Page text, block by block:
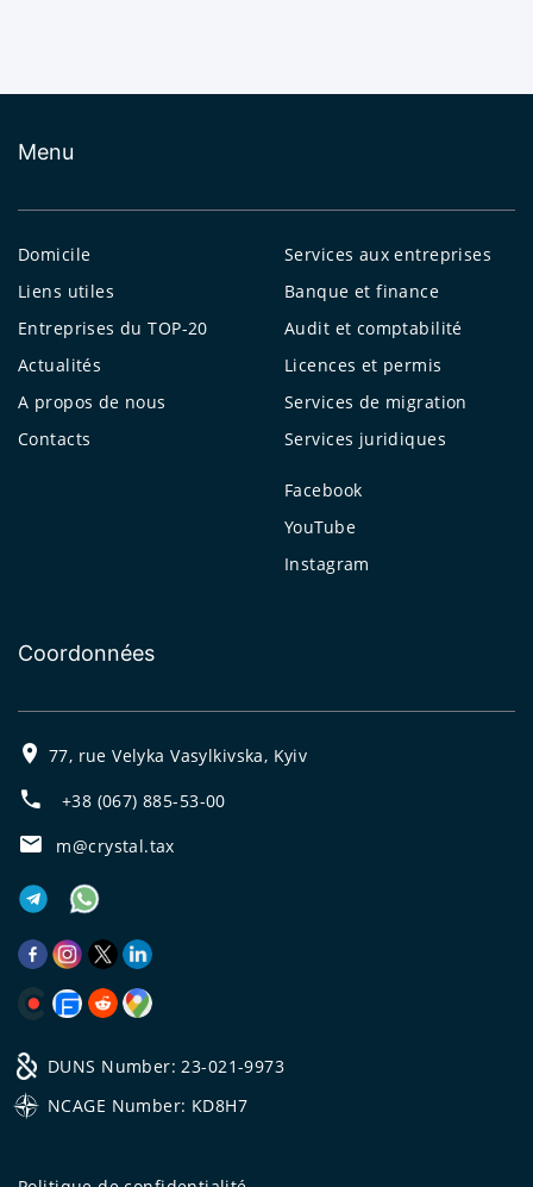
Menu
Domicile
Liens utiles
Entreprises du TOP-20
Actualités
A propos de nous
Contacts
Services aux entreprises
Banque et finance
Audit et comptabilité
Licences et permis
Services de migration
Services juridiques
Facebook
YouTube
Instagram
Coordonnées
77, rue Velyka Vasylkivska, Kyiv
+38 (067) 885-53-00
m@crystal.tax
DUNS Number: 23-021-9973
NCAGE Number: KD8H7